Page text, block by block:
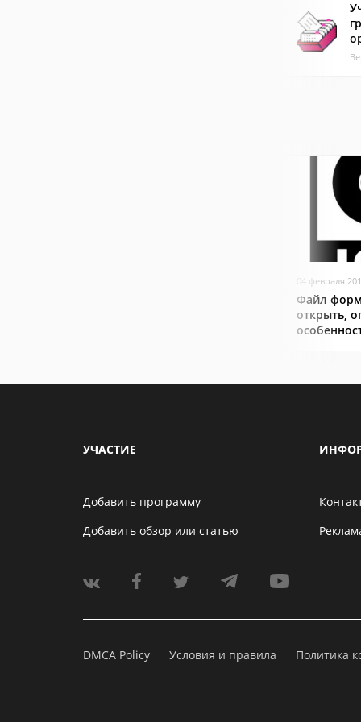
04 февраля
Файл
открыть,
УЧАСТИЕ
Добавить программу
Добавить обзор или статью
DMCA Policy Условия и правила Политика